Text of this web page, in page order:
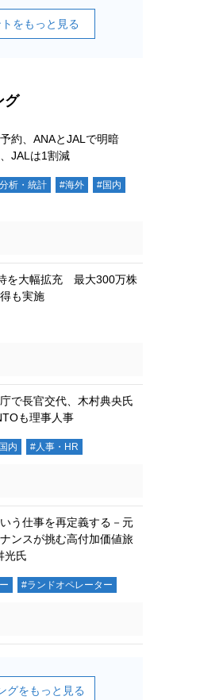
をもっと見る
グ
約、ANAとJALで明暗
JALは1割減
析・統計 #海外
#国内
を大幅拡充 最大300万株
も実施
庁で長官交代、木村典央氏
も理事人事
内 #人事・HR
いう仕事を再定義する－元
ンスが挑む高付加価値旅
光氏
#ランドオペレーター